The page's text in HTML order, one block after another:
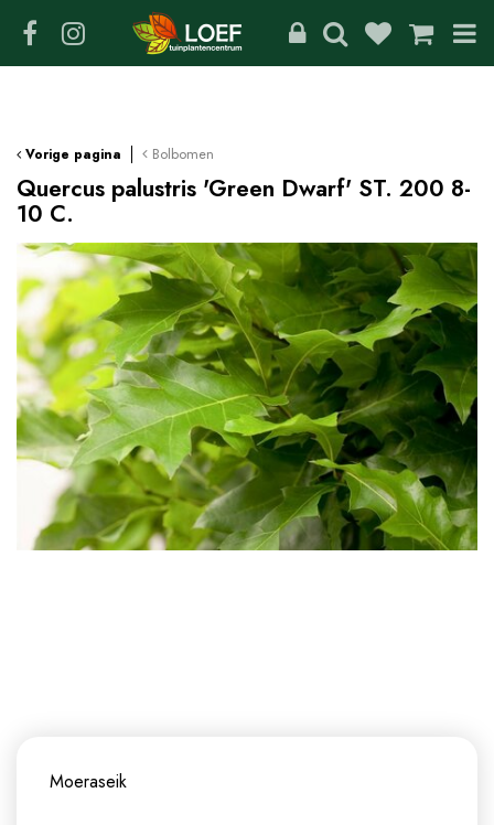
Vorige pagina Bolbomen
Quercus palustris 'Green Dwarf' ST. 200 8-
10 C.
Moeraseik